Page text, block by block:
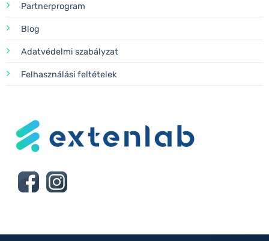
Partnerprogram
Blog
Adatvédelmi szabályzat
Felhasználási feltételek